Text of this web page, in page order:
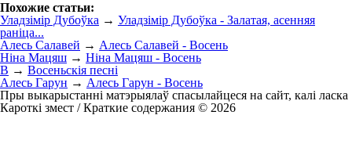
Похожие статьи:
Уладзімір Дубоўка → Уладзімір Дубоўка - Залатая, асенняя
раніца...
Алесь Салавей → Алесь Салавей - Восень
Ніна Мацяш → Ніна Мацяш - Восень
В → Восеньскія песні
Алесь Гарун → Алесь Гарун - Восень
Пры выкарыстанні матэрыялаў спасылайцеся на сайт, калі ласка
Кароткі змест / Краткие содержания © 2026